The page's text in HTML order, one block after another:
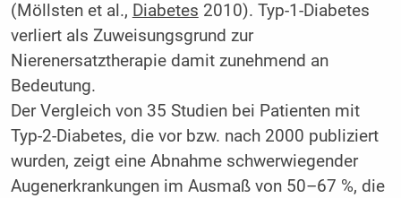
(Möllsten et al., Diabetes 2010). Typ-1-Diabetes
verliert als Zuweisungsgrund zur
Nierenersatztherapie damit zunehmend an
Bedeutung.
Der Vergleich von 35 Studien bei Patienten mit
Typ-2-Diabetes, die vor bzw. nach 2000 publiziert
wurden, zeigt eine Abnahme schwerwiegender
Augenerkrankungen im Ausmaß von 50–67 %, die